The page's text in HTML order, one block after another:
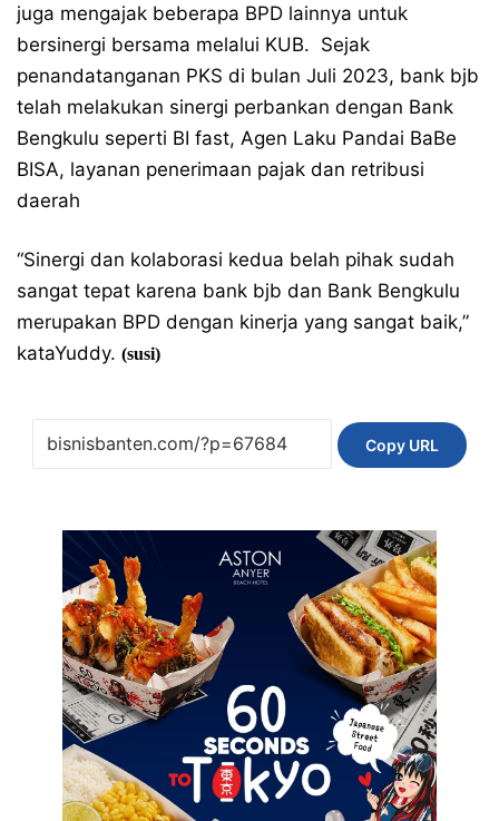
juga mengajak beberapa BPD lainnya untuk
bersinergi bersama melalui KUB. Sejak
penandatanganan PKS di bulan Juli 2023, bank bjb
telah melakukan sinergi perbankan dengan Bank
Bengkulu seperti BI fast, Agen Laku Pandai BaBe
BISA, layanan penerimaan pajak dan retribusi
daerah
“Sinergi dan kolaborasi kedua belah pihak sudah
sangat tepat karena bank bjb dan Bank Bengkulu
merupakan BPD dengan kinerja yang sangat baik,”
kataYuddy. (susi)
Copy URL